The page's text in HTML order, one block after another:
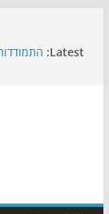
Latest:
אי
כדורגל
הקיץ
בטוח